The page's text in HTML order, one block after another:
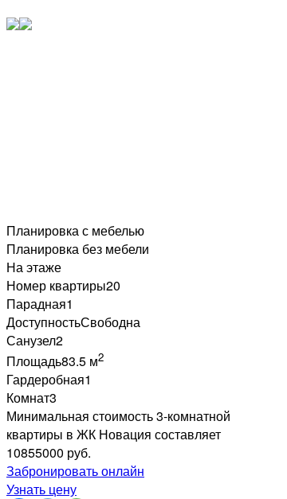
Планировка с мебелью
Планировка без мебели
На этаже
Номер квартиры20
Парадная1
ДоступностьСвободна
Санузел2
Площадь83.5 м2
Гардеробная1
Комнат3
Минимальная стоимость 3-комнатной
квартиры в ЖК Новация составляет
10855000 руб.
Забронировать онлайн
Узнать цену